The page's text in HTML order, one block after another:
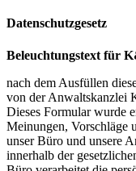
Datenschutzgesetz
Beleuchtungstext für
nach dem Ausfüllen
von der Anwaltskanzlei
Dieses Formular wurde
Meinungen, Vorschläge
unser Büro und unsere
innerhalb der